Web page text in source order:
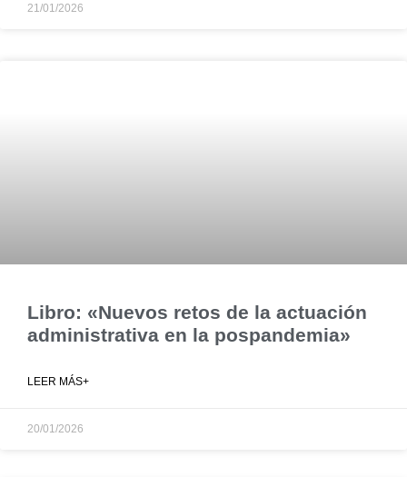
21/01/2026
Libro: «Nuevos retos de la actuación
administrativa en la pospandemia»
LEER MÁS+
20/01/2026